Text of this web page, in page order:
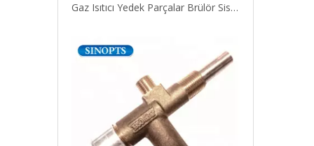
Gaz Isıtıcı Yedek Parçalar Brülör Sistem Kontrol Vanası Piezo Işdalı ve Pilot Montajlı